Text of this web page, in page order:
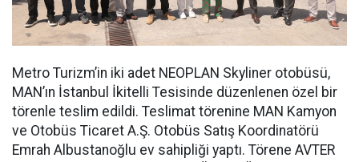
Metro Turizm’in iki adet NEOPLAN Skyliner otobüsü,
MAN’ın İstanbul İkitelli Tesisinde düzenlenen özel bir
törenle teslim edildi. Teslimat törenine MAN Kamyon
ve Otobüs Ticaret A.Ş. Otobüs Satış Koordinatörü
Emrah Albustanoğlu ev sahipliği yaptı. Törene AVTER